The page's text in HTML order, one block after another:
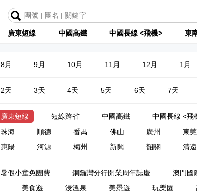
廣東短線 中國高鐵 中國長線 <飛機> 東
8月 9月 10月 11月 12月 1月
2天 3天 4天 5天 6天 7天
廣東短線 短線跨省 中國高鐵 中國長線 <飛
珠海 順德 番禺 佛山 廣州 東莞
惠陽 河源 梅州 新興 韶關 清遠
暑假小童免團費 銅鑼灣分行開業周年誌慶 澳門國
美食遊 浸溫泉 美景遊 玩樂園